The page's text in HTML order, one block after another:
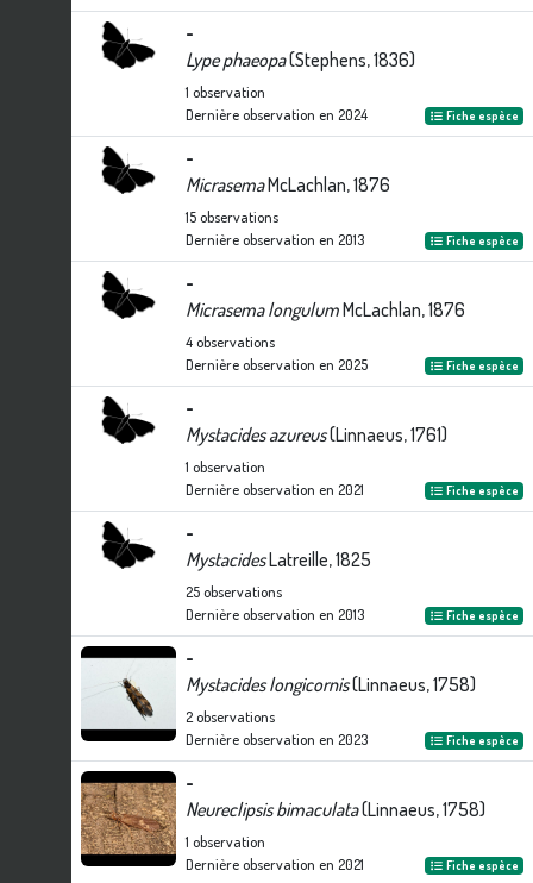
-
Lype phaeopa(Stephens, 1836)
1 observation
Dernière observation en 2024 Fiche espèce
-
MicrasemaMcLachlan, 1876
15observations
Dernière observation en 2013 Fiche espèce
-
Micrasema longulumMcLachlan, 1876
4observations
Dernière observation en 2025 Fiche espèce
-
Mystacides azureus(Linnaeus, 1761)
1 observation
Dernière observation en 2021 Fiche espèce
-
MystacidesLatreille, 1825
25observations
Dernière observation en 2013 Fiche espèce
-
Mystacides longicornis(Linnaeus, 1758)
2observations
Dernière observation en 2023 Fiche espèce
-
Neureclipsis bimaculata(Linnaeus, 1758)
1 observation
Dernière observation en 2021 Fiche espèce